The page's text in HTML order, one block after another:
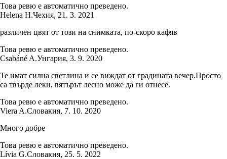
Това ревю е автоматично преведено.
Helena H.Чехия, 21. 3. 2021
различен цвят от този на снимката, по-скоро кафяв
Това ревю е автоматично преведено.
Csabáné A.Унгария, 3. 9. 2020
Те имат силна светлина и се виждат от градината вечер.Просто
са твърде леки, вятърът лесно може да ги отнесе.
Това ревю е автоматично преведено.
Viera A.Словакия, 7. 10. 2020
Много добре
Това ревю е автоматично преведено.
Lívia G.Словакия, 25. 5. 2022